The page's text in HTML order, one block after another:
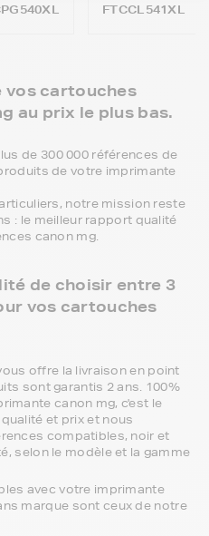
FTCCL541XL
vos cartouches
au prix le plus bas.
de 300 000 références de
de votre imprimante
notre mission reste
: le meilleur rapport qualité
canon mg.
de choisir entre 3
vos cartouches
offre la livraison en point
sont garantis 2 ans. 100%
canon mg, c'est le
et prix et nous
compatibles, noir et
selon le modèle et la gamme
avec votre imprimante
marque sont ceux de notre